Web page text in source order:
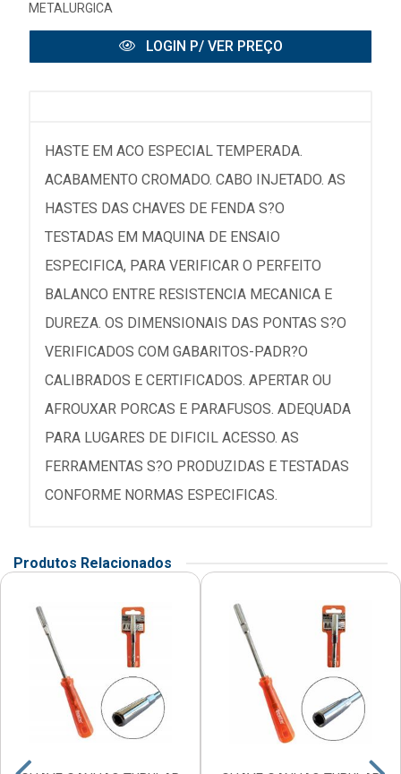
METALURGICA
LOGIN P/ VER PREÇO
HASTE EM ACO ESPECIAL TEMPERADA.
ACABAMENTO CROMADO. CABO INJETADO. AS
HASTES DAS CHAVES DE FENDA S?O
TESTADAS EM MAQUINA DE ENSAIO
ESPECIFICA, PARA VERIFICAR O PERFEITO
BALANCO ENTRE RESISTENCIA MECANICA E
DUREZA. OS DIMENSIONAIS DAS PONTAS S?O
VERIFICADOS COM GABARITOS-PADR?O
CALIBRADOS E CERTIFICADOS. APERTAR OU
AFROUXAR PORCAS E PARAFUSOS. ADEQUADA
PARA LUGARES DE DIFICIL ACESSO. AS
FERRAMENTAS S?O PRODUZIDAS E TESTADAS
CONFORME NORMAS ESPECIFICAS.
Produtos Relacionados